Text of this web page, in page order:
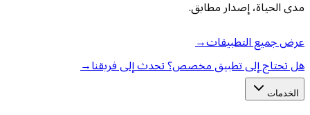
مدى الحياة، إصدار مطابق.
عرض جميع التطبيقات→
هل تحتاج إلى تطبيق مخصص؟ تحدث إلى فريقنا→
الخدمات